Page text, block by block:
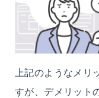
上記のようなメ
すが、デメリット